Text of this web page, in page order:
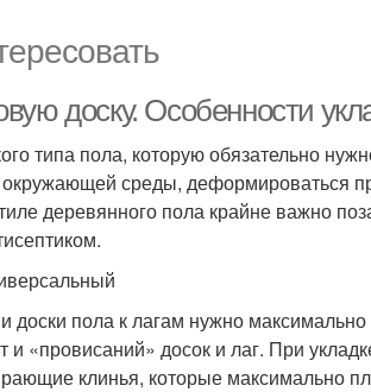
доску. Особенности
типа пола, которую обязательно
окружающей среды, деформироваться
деревянного пола крайне важно
доски пола к лагам нужно
и «провисаний» досок и лаг. При
клинья, которые максимально